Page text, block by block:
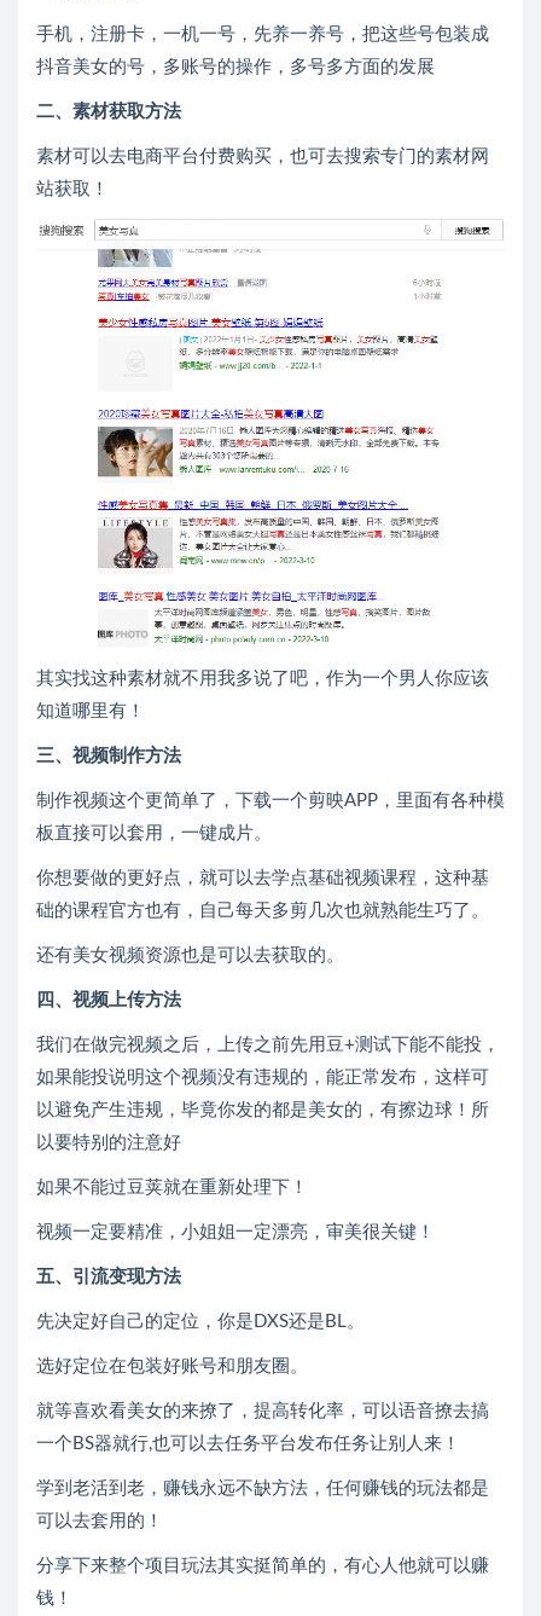
手机，注册卡，一机一号，先养一养号，把这些号包装成
抖音美女的号，多账号的操作，多号多方面的发展
二、素材获取方法
素材可以去电商平台付费购买，也可去搜索专门的素材网
站获取！
其实找这种素材就不用我多说了吧，作为一个男人你应该
知道哪里有！
三、视频制作方法
制作视频这个更简单了，下载一个剪映APP，里面有各种模
板直接可以套用，一键成片。
你想要做的更好点，就可以去学点基础视频课程，这种基
础的课程官方也有，自己每天多剪几次也就熟能生巧了。
还有美女视频资源也是可以去获取的。
四、视频上传方法
我们在做完视频之后，上传之前先用豆+测试下能不能投，
如果能投说明这个视频没有违规的，能正常发布，这样可
以避免产生违规，毕竟你发的都是美女的，有擦边球！所
以要特别的注意好
如果不能过豆荚就在重新处理下！
视频一定要精准，小姐姐一定漂亮，审美很关键！
五、引流变现方法
先决定好自己的定位，你是DXS还是BL。
选好定位在包装好账号和朋友圈。
就等喜欢看美女的来撩了，提高转化率，可以语音撩去搞
一个BS器就行,也可以去任务平台发布任务让别人来！
学到老活到老，赚钱永远不缺方法，任何赚钱的玩法都是
可以去套用的！
分享下来整个项目玩法其实挺简单的，有心人他就可以赚
钱！